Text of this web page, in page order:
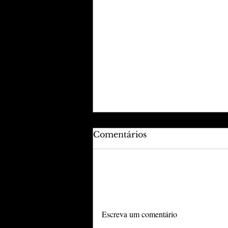
ANCEC reúne grandes
Comentários
Escreva um comentário